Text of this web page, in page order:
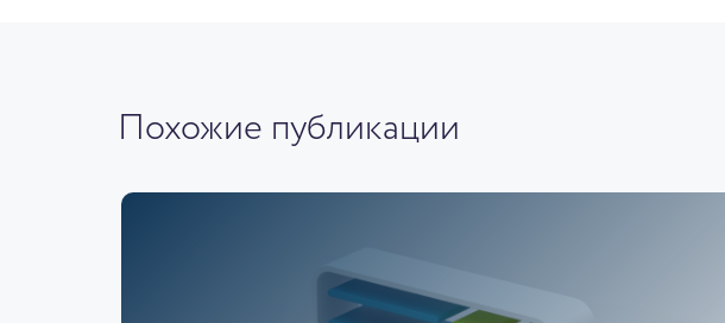
Похожие публикации